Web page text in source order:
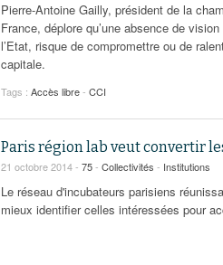
Pierre-Antoine Gailly, président de la
France, déplore qu’une absence de
l’Etat, risque de compromettre ou de
capitale.
Tags : Accès libre- CCI
Paris région lab veut convertir
21 octobre 2014 - 75- Collectivités - Institutions
Le réseau d'incubateurs parisiens
mieux identifier celles intéressées pour